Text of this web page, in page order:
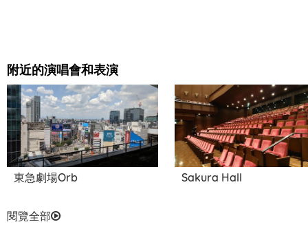
附近的演唱會和表演
東急劇場Orb Sakura Hall
閱覽全部